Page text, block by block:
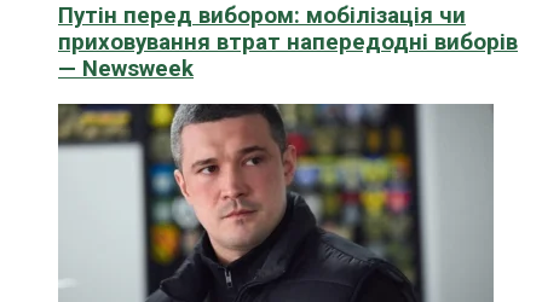
Путін перед вибором: мобілізація чи
приховування втрат напередодні виборів
— Newsweek